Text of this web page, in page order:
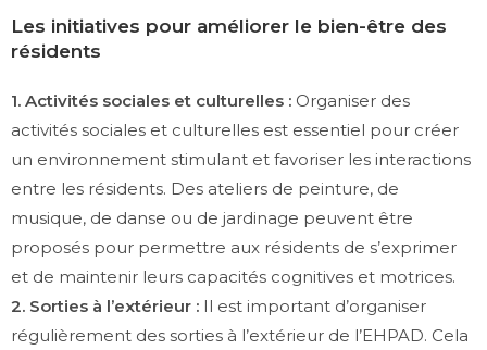
Les initiatives pour améliorer le bien-être des
résidents
1. Activités sociales et culturelles : Organiser des
activités sociales et culturelles est essentiel pour créer
un environnement stimulant et favoriser les interactions
entre les résidents. Des ateliers de peinture, de
musique, de danse ou de jardinage peuvent être
proposés pour permettre aux résidents de s’exprimer
et de maintenir leurs capacités cognitives et motrices.
2. Sorties à l’extérieur : Il est important d’organiser
régulièrement des sorties à l’extérieur de l’EHPAD. Cela